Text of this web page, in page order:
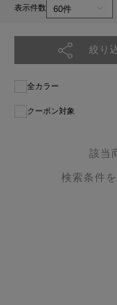
表示件数
絞り
全カラー
クーポン対象
該当
検索条件